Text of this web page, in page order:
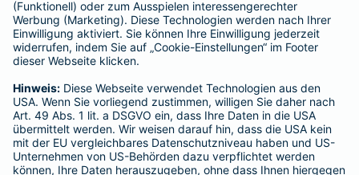
Quedlinburg
Quickborn
Radeberg
Rathenow
Ratingen